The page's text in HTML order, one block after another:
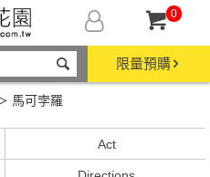
0
限量預購
馬可孛羅
Act